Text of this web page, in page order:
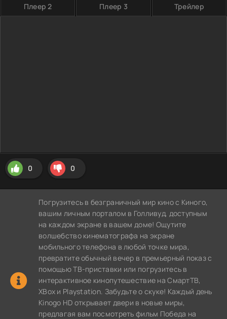
Плеер 2 Плеер 3 Трейлер
0 0
Погрузитесь в безграничный мир кино с Киного,
вашим личным порталом в Голливуд, доступным
на каждом экране в вашем доме! Ощутите
волшебство кинематографа на экране
мобильного телефона в любой точке мира,
превратите обычный вечер в премьерный показ с
помощью ТВ-приставки или погрузитесь в
интерактивное кинопутешествие на СмартТВ,
XBox и Playstation. Забудьте о скуке! Каждый день
Kinogo HD открывает двери в новые миры,
предлагая вам посмотреть фильм Победа на